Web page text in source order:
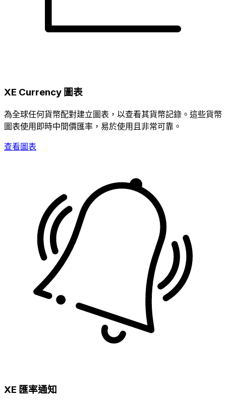
XE Currency 圖表
為全球任何貨幣配對建立圖表，以查看其貨幣記錄。這些貨幣
圖表使用即時中間價匯率，易於使用且非常可靠。
查看圖表
XE 匯率通知